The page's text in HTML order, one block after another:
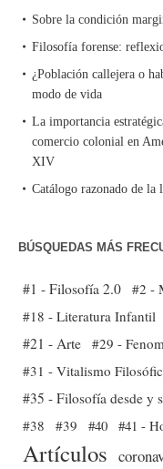
Sobre la condición
Filosofía forense:
¿Población callejera o
modo de vida
La importancia
comercio colonial en
XIV
Catálogo razonado de la
BÚSQUEDAS MÁS
#1 - Filosofía 2.0 #2 -
#18 - Literatura Infantil
#21 - Arte #29 -
#31 - Vitalismo
#35 - Filosofía desde y
#38
#39 #40 #41 -
Artículos